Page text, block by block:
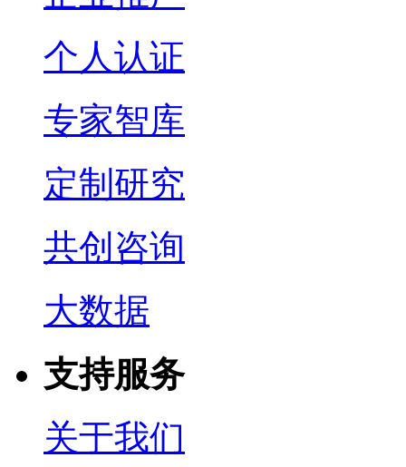
个人认证
专家智库
定制研究
共创咨询
大数据
支持服务
关于我们